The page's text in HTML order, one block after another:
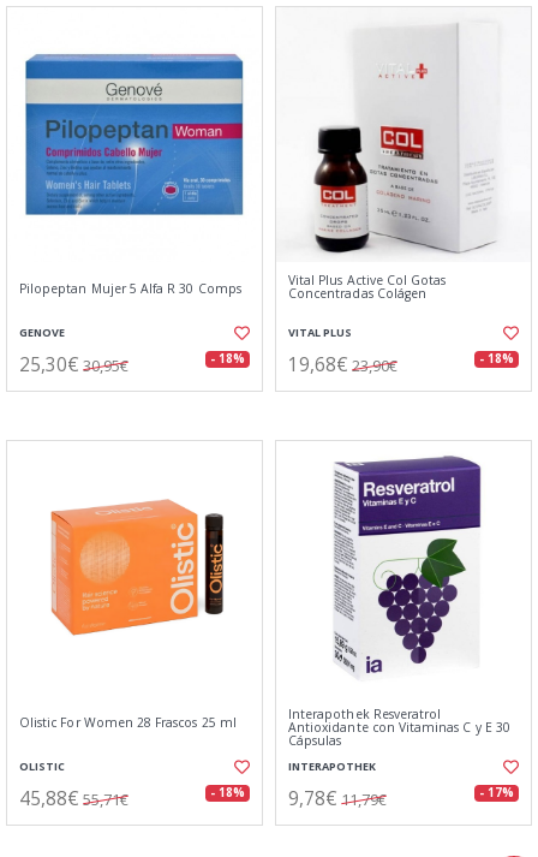
Pilopeptan Mujer 5 Alfa R 30 Comps
GENOVE
25,30€ 30,95€ - 18%
Vital Plus Active Col Gotas
Concentradas Colágen
VITAL PLUS
19,68€ 23,90€ - 18%
Olistic For Women 28 Frascos 25 ml
OLISTIC
45,88€ 55,71€ - 18%
Interapothek Resveratrol
Antioxidante con Vitaminas C y E 30
Cápsulas
INTERAPOTHEK
9,78€ 11,79€ - 17%